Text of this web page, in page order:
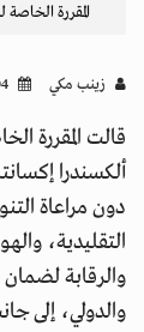
المقررة
زينب مكي
قالت المقررة
ألكسندرا
دون مراعاة
التقليدية،
والرقابة
والدولي، إلى